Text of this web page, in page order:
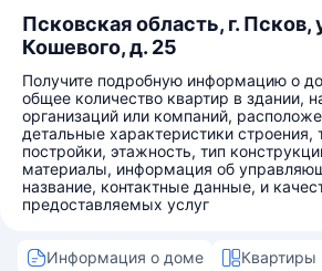
Псковская область, г. Псков,
Кошевого, д. 25
Получите подробную информацию о
общее количество квартир в здании,
организаций или компаний,
детальные характеристики строения,
постройки, этажность, тип
материалы, информация об
название, контактные данные, и
предоставляемых услуг
Информация о доме Квартиры